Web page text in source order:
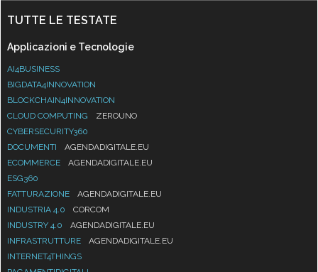
TUTTE LE TESTATE
Applicazioni e Tecnologie
AI4BUSINESS
BIGDATA4INNOVATION
BLOCKCHAIN4INNOVATION
CLOUD COMPUTING
ZEROUNO
CYBERSECURITY360
DOCUMENTI
AGENDADIGITALE.EU
ECOMMERCE
AGENDADIGITALE.EU
ESG360
FATTURAZIONE
AGENDADIGITALE.EU
INDUSTRIA 4.0
CORCOM
INDUSTRY 4.0
AGENDADIGITALE.EU
INFRASTRUTTURE
AGENDADIGITALE.EU
INTERNET4THINGS